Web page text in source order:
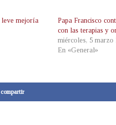
leve mejoría
Papa Francisco
con las terapias y
miércoles, 5 marzo
En «General»
compartir